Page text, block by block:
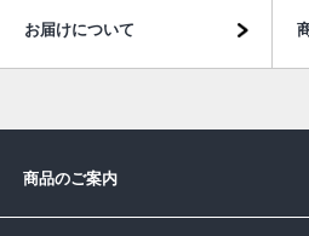
お届けについて
商品のご案内